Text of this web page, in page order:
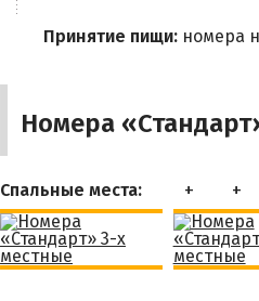
Принятие пищи: номера
Номера
Спальные места: